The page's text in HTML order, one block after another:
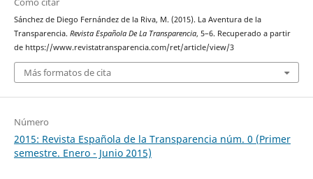
Sánchez de Diego Fernández de la Riva, M. (2015). La Aventura de la
Transparencia. Revista Española De La Transparencia, 5–6. Recuperado a partir
de https://www.revistatransparencia.com/ret/article/view/3
Más formatos de cita
Número
2015: Revista Española de la Transparencia núm. 0 (Primer
semestre. Enero - Junio 2015)